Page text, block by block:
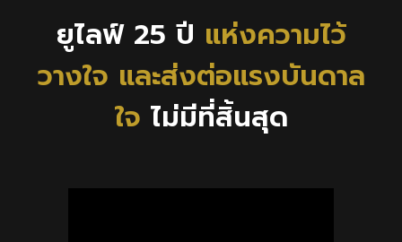
ยูไลฟ์ 25 ปี แห่งความไว้
วางใจ และส่งต่อแรงบันดาล
ใจ ไม่มีที่สิ้นสุด